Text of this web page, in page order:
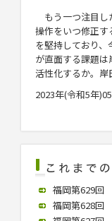
もう一つ注目し
操作をいつ修正
を堅持しており
が直面する課題
活性化するか。
2023年(令和5年
福岡第629回
福岡第628回